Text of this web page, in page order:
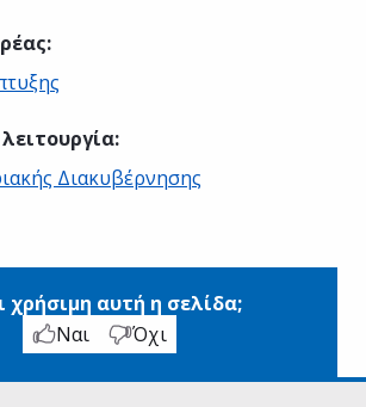
:
:
Διακυβέρνησης
χρήσιμη αυτή η σελίδα;
Ναι
Όχι